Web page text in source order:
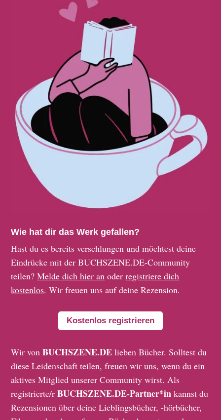
Wie hat dir das Werk gefallen?
Hast du es bereits verschlungen und möchtest deine
Eindrücke mit der BUCHSZENE.DE-Community
teilen?Melde dich hier an oderregistriere dich
kostenlos. Wir freuen uns auf deine Rezension.
Kostenlos registrieren
Wir vonBUCHSZENE.DE lieben Bücher. Solltest du
diese Leidenschaft teilen, freuen wir uns, wenn du ein
aktives Mitglied unserer Community wirst. Als
registrierte/rBUCHSZENE.DE-Partner*in kannst du
Rezensionen über deine Lieblingsbücher, -hörbücher,